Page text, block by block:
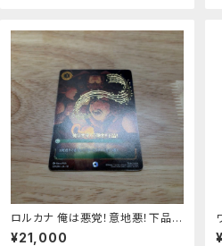
ロルカナ 俺は悪党！意地悪！下品！
プロモ foil スペシャルトーナメント
¥21,000